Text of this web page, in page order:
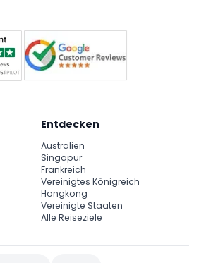
Entdecken
Australien
Singapur
Frankreich
Vereinigtes Königreich
Hongkong
Vereinigte Staaten
Alle Reiseziele